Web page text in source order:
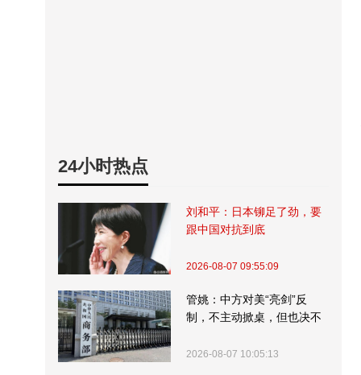
24小时热点
刘和平：日本铆足了劲，要
跟中国对抗到底
2026-08-07 09:55:09
管姚：中方对美“亮剑”反
制，不主动掀桌，但也决不
2026-08-07 10:05:13